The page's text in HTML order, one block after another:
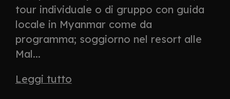
tour individuale o di gruppo con guida
locale in Myanmar come da
programma; soggiorno nel resort alle
Mal...
Leggi tutto